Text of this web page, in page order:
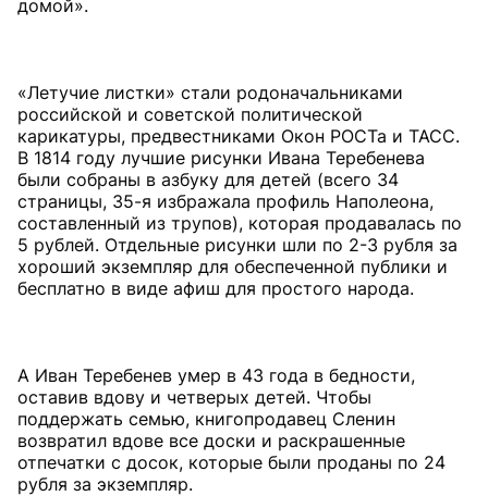
домой».
«Летучие листки» стали родоначальниками
российской и советской политической
карикатуры, предвестниками Окон РОСТа и ТАСС.
В 1814 году лучшие рисунки Ивана Теребенева
были собраны в азбуку для детей (всего 34
страницы, 35-я избражала профиль Наполеона,
составленный из трупов), которая продавалась по
5 рублей. Отдельные рисунки шли по 2-3 рубля за
хороший экземпляр для обеспеченной публики и
бесплатно в виде афиш для простого народа.
А Иван Теребенев умер в 43 года в бедности,
оставив вдову и четверых детей. Чтобы
поддержать семью, книгопродавец Сленин
возвратил вдове все доски и раскрашенные
отпечатки с досок, которые были проданы по 24
рубля за экземпляр.